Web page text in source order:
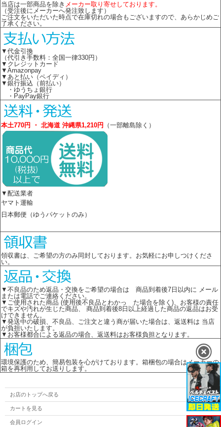
当店は一部商品を除き メーカー取り寄せしております。
（受注後にメーカーへ発注致します）
ご注文をいただいた時点で在庫切れの場合もございますので、あらかじめご
了承ください。
▼代金引換
（代引き手数料：全国一律330円）
▼クレジットカード
▼Amazonpay
▼あと払い（ペイディ）
▼銀行振込（前払い）
・ゆうちょ銀行
・PayPay銀行
本土770円 ・ 北海道 沖縄県1,210円 （一部離島除く）
▼配送業者
ヤマト運輸
日本郵便（ゆうパケットのみ）
領収書は、ご希望の方のみ同封しております。お気軽にお申しつけくださ
い。
▼不良品のため返品・交換をご希望の場合は 商品到着後7日以内に メール
または電話でご連絡ください。
▼ご使用された商品 (使用後不良品とわかっ た場合を除く)、お客様の責任
でキズや汚れが生じた商品、 商品到着後8日以上経過した商品の返品はお受
けできません。
▼発送中の破損、不良品、ご注文と違う商が届いた場合は、返送料は 当店
が負担いたします。
▼お客様都合による返品の場合、返送料はお客様負担となります。
環境保護のため、簡易包装を心がけております。箱梱包の場合はメーカーの
箱を再利用してお送りします。
お店のトップへ戻る
カートを見る
会員ログイン